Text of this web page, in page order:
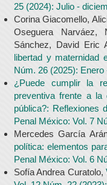
25 (2024): Julio -
Corina Giacomello,
Oseguera Narváez,
Sánchez, David Eric
libertad y maternidad
Núm. 26 (2025): Enero
¿Puede cumplir la
preventiva frente a la
pública?: Reflexiones
Penal México: Vol. 7
Mercedes García
política: elementos
Penal México: Vol. 6
Sofía Andrea Curatolo,